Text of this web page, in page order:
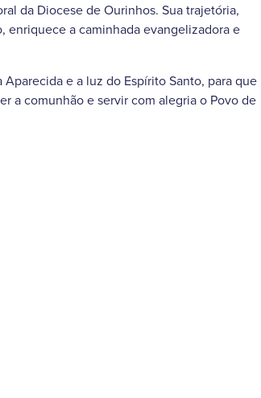
da Diocese de Ourinhos. Sua trajetória,
enriquece a caminhada evangelizadora e
e a luz do Espírito Santo, para que
a comunhão e servir com alegria o Povo de